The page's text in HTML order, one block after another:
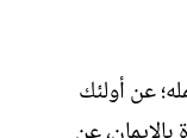
عن أولئك